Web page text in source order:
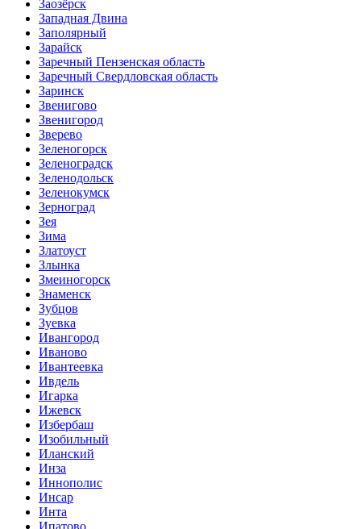
Заозёрск
Западная Двина
Заполярный
Зарайск
Заречный Пензенская область
Заречный Свердловская область
Заринск
Звенигово
Звенигород
Зверево
Зеленогорск
Зеленоградск
Зеленодольск
Зеленокумск
Зерноград
Зея
Зима
Златоуст
Злынка
Змеиногорск
Знаменск
Зубцов
Зуевка
Ивангород
Иваново
Ивантеевка
Ивдель
Игарка
Ижевск
Избербаш
Изобильный
Иланский
Инза
Иннополис
Инсар
Инта
Ипатово